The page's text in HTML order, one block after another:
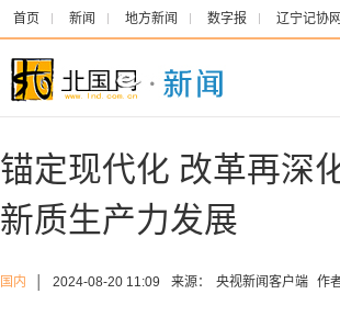
首页 新闻 地方新闻 数字报 辽宁记协网
锚定现代化 改革再深
新质生产力发展
国内 2024-08-20 11:09 来源： 央视新闻客户端 作